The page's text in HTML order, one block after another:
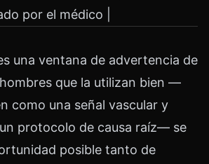
por el médico |
una ventana de advertencia de
que la utilizan bien —
como una señal vascular y
protocolo de causa raíz— se
posible tanto de